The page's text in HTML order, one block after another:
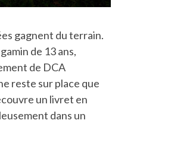
gagnent du terrain.
de 13 ans,
de DCA
reste sur place que
un livret en
dans un